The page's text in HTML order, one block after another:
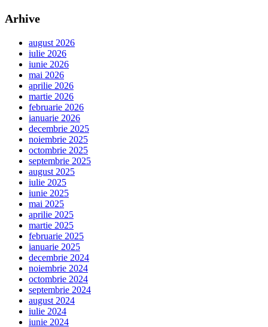
Arhive
august 2026
iulie 2026
iunie 2026
mai 2026
aprilie 2026
martie 2026
februarie 2026
ianuarie 2026
decembrie 2025
noiembrie 2025
octombrie 2025
septembrie 2025
august 2025
iulie 2025
iunie 2025
mai 2025
aprilie 2025
martie 2025
februarie 2025
ianuarie 2025
decembrie 2024
noiembrie 2024
octombrie 2024
septembrie 2024
august 2024
iulie 2024
iunie 2024